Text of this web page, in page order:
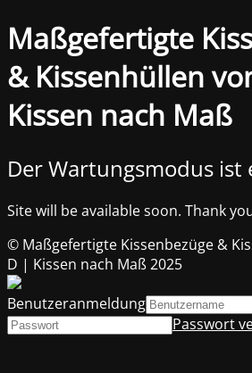
Maßgefertigte
& Kissenhüllen
Kissen nach Maß
Der Wartungsmodus ist
Site will be available soon. Thank
© Maßgefertigte Kissenbezüge &
D | Kissen nach Maß 2025
Benutzeranmeldung
Passwort